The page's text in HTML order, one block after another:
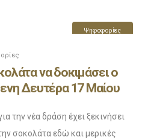
Ψηφοφορίες
να δοκιμάσει ο
Δευτέρα 17 Μαίου
την νέα δράση έχει ξεκινήσει
σοκολάτα εδώ και μερικές